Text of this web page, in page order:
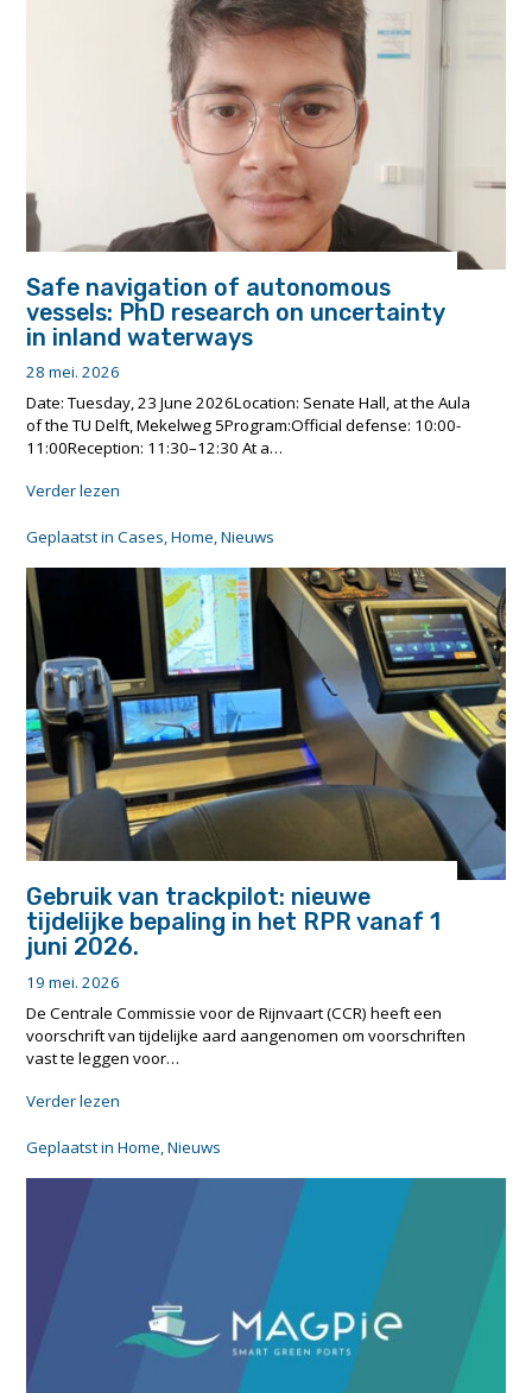
Safe navigation of autonomous
vessels: PhD research on uncertainty
in inland waterways
28 mei. 2026
Date: Tuesday, 23 June 2026Location: Senate Hall, at the Aula
of the TU Delft, Mekelweg 5Program:Official defense: 10:00-
11:00Reception: 11:30–12:30 At a…
Verder lezen
of
vessels:
PhD
research
uncertainty
in
inland
waterways"
Geplaatst inCases,Home,Nieuws
Gebruik van trackpilot: nieuwe
tijdelijke bepaling in het RPR vanaf 1
juni 2026.
19 mei. 2026
De Centrale Commissie voor de Rijnvaart (CCR) heeft een
voorschrift van tijdelijke aard aangenomen om voorschriften
vast te leggen voor…
Verder lezen
trackpilot:
nieuwe
tijdelijke
juni
Geplaatst inHome,Nieuws